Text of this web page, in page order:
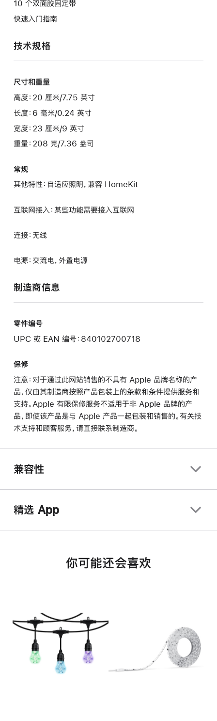
10 个双面胶固定带
快速入门指南
技术规格
尺寸和重量
高度：20 厘米/7.75 英寸
长度：6 毫米/0.24 英寸
宽度：23 厘米/9 英寸
重量：208 克/7.36 盎司
常规
其他特性：自适应照明，兼容 HomeKit
互联网接入：某些功能需要接入互联网
连接：无线
电源：交流电，外置电源
制造商信息
零件编号
UPC 或 EAN 编号：840102700718
保修
注意：对于通过此网站销售的不具有 Apple 品牌名称的产
品，仅由其制造商按照产品包装上的条款和条件提供服务和
支持。Apple 有限保修服务不适用于非 Apple 品牌的产
品，即使该产品是与 Apple 产品一起包装和销售的。有关技
术支持和顾客服务，请直接联系制造商。
兼容性
精选 App
你可能还会喜欢